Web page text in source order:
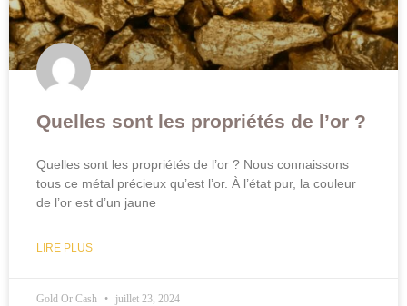
Quelles sont les propriétés de l’or ?
Quelles sont les propriétés de l’or ? Nous connaissons
tous ce métal précieux qu’est l’or. À l’état pur, la couleur
de l’or est d’un jaune
LIRE PLUS
Gold Or Cash juillet 23, 2024